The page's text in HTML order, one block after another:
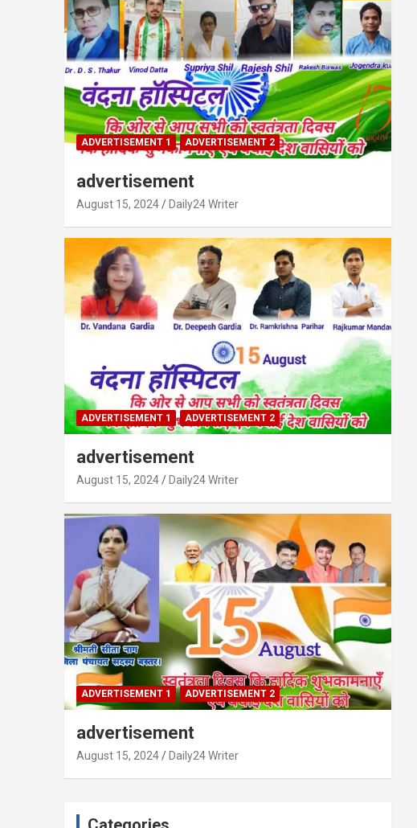
ADVERTISEMENT 1 ADVERTISEMENT 2
advertisement
August 15, 2024 Daily24 Writer
ADVERTISEMENT 1 ADVERTISEMENT 2
advertisement
August 15, 2024 Daily24 Writer
ADVERTISEMENT 1 ADVERTISEMENT 2
advertisement
August 15, 2024 Daily24 Writer